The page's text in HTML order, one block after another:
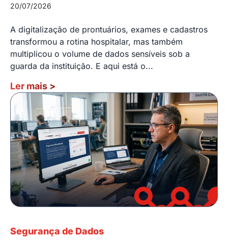
20/07/2026
A digitalização de prontuários, exames e cadastros
transformou a rotina hospitalar, mas também
multiplicou o volume de dados sensíveis sob a
guarda da instituição. E aqui está o...
Ler mais >
Segurança de Dados